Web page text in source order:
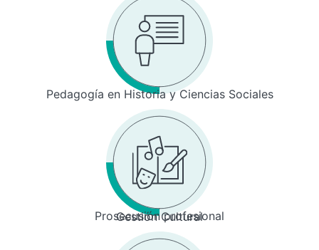
Pedagogía en Historia y Ciencias Sociales
Prosecusión profesional
Gestión Cultural